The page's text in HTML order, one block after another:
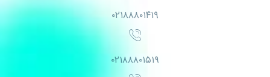
۰۲۱۸۸۸۰۱۴۱۹
۰۲۱۸۸۸۰۱۵۱۹